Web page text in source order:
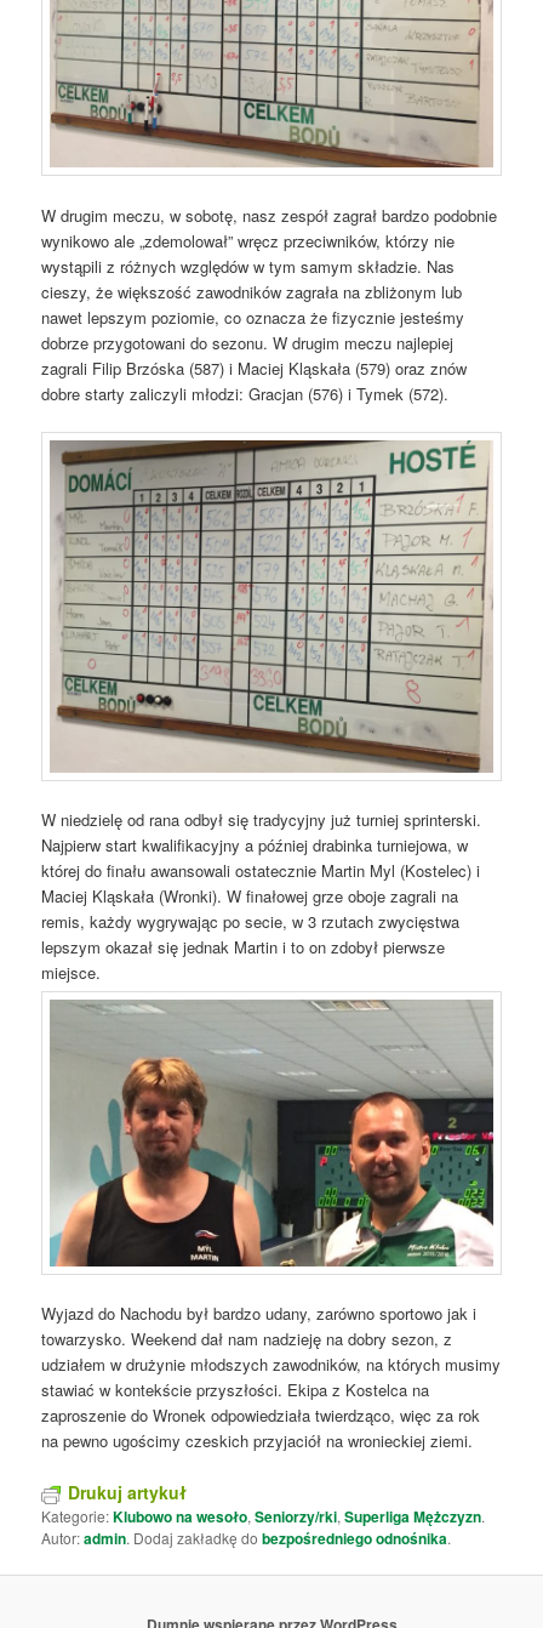
W drugim meczu, w sobotę, nasz zespół zagrał bardzo podobnie
wynikowo ale „zdemolował” wręcz przeciwników, którzy nie
wystąpili z różnych względów w tym samym składzie. Nas
cieszy, że większość zawodników zagrała na zbliżonym lub
nawet lepszym poziomie, co oznacza że fizycznie jesteśmy
dobrze przygotowani do sezonu. W drugim meczu najlepiej
zagrali Filip Brzóska (587) i Maciej Kląskała (579) oraz znów
dobre starty zaliczyli młodzi: Gracjan (576) i Tymek (572).
W niedzielę od rana odbył się tradycyjny już turniej sprinterski.
Najpierw start kwalifikacyjny a później drabinka turniejowa, w
której do finału awansowali ostatecznie Martin Myl (Kostelec) i
Maciej Kląskała (Wronki). W finałowej grze oboje zagrali na
remis, każdy wygrywając po secie, w 3 rzutach zwycięstwa
lepszym okazał się jednak Martin i to on zdobył pierwsze
miejsce.
Wyjazd do Nachodu był bardzo udany, zarówno sportowo jak i
towarzysko. Weekend dał nam nadzieję na dobry sezon, z
udziałem w drużynie młodszych zawodników, na których musimy
stawiać w kontekście przyszłości. Ekipa z Kostelca na
zaproszenie do Wronek odpowiedziała twierdząco, więc za rok
na pewno ugościmy czeskich przyjaciół na wronieckiej ziemi.
Drukuj artykuł
Kategorie:Klubowo na wesoło,Seniorzy/rki,Superliga Mężczyzn.
Autor:admin. Dodaj zakładkę dobezpośredniego odnośnika.